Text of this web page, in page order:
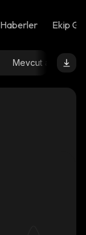
Haberler Ekip
Mevcut arz